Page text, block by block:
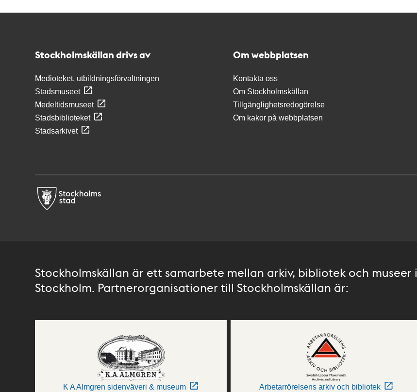
Stockholmskällan drivs av
Medioteket, utbildningsförvaltningen
Stadsmuseet
Medeltidsmuseet
Stadsbiblioteket
Stadsarkivet
Om webbplatsen
Kontakta oss
Om Stockholmskällan
Tillgänglighetsredogörelse
Om kakor på webbplatsen
Stockholmskällan är ett samarbete mellan arkiv, bibliotek och museer i
Stockholm. Partnerorganisationer till Stockholmskällan är:
K A Almgren sidenväveri & museum Arbetarrörelsens arkiv och bibliotek